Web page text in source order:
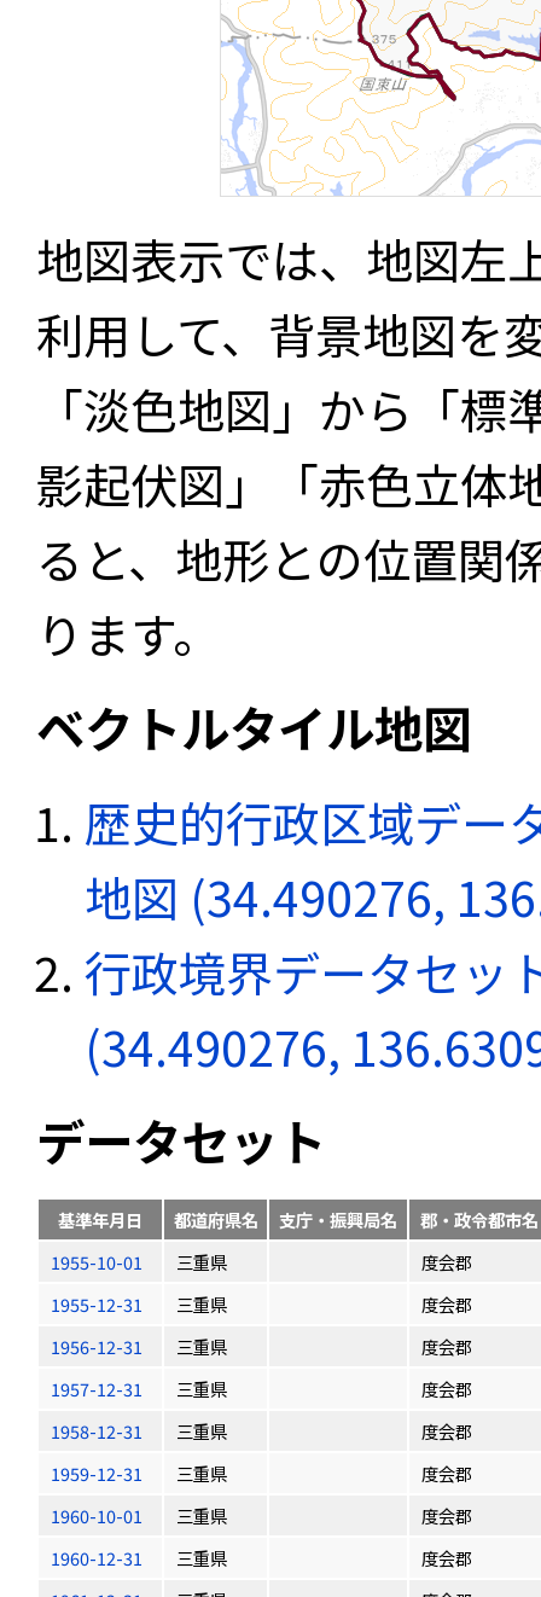
地図表示では、地図左
利用して、背景地図を
「淡色地図」から「
影起伏図」「赤色立体
ると、地形との位置関
ります。
ベクトルタイル地図
歴史的行政区域デー
地図 (34.490276,
行政境界データセッ
(34.490276,
データセット
基準年月日 都道府県名 支庁・振興局名
郡・政令都市名
1955-10-01
三重県
度会郡
1955-12-31
三重県
度会郡
1956-12-31
三重県
度会郡
1957-12-31
三重県
度会郡
1958-12-31
三重県
度会郡
1959-12-31
三重県
度会郡
1960-10-01
三重県
度会郡
1960-12-31
三重県
度会郡